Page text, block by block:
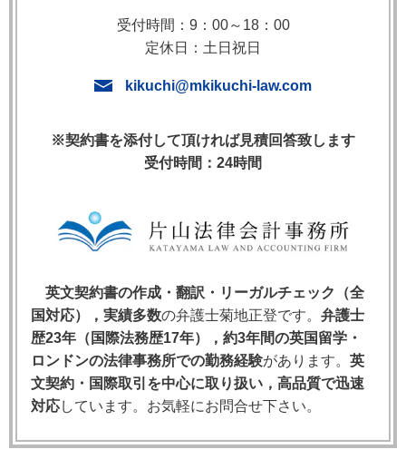
Due Diligence （デュー・デリジェンス）は，英国法
上「相当な注意（reasonable care）」を意味します。
された場合，その当事者は「一般的に合理的と考えら
ります。
尽くして欠陥を検査する義務を負いますが，相当な注
れる可能性があります。
2. Due Diligence ＝ Reasonable Care（英
国判例法）
英国判例上，due diligence と reasonable care が同義
であることは，House of Lords（当時の最高裁判所に
受付時間：9：00～18：00
定休日：土日祝日
kikuchi@mkikuchi-law.com
※契約書を添付して頂ければ見積回答致します
受付時間：24時間
英文契約書の作成・翻訳・リーガルチェック（全
国対応），実績多数の弁護士菊地正登です。 弁護士
歴23年（国際法務歴17年），約3年間の英国留学・
ロンドンの法律事務所での勤務経験があります。 英
文契約・国際取引を中心に取り扱い，高品質で迅速
対応しています。お気軽にお問合せ下さい。